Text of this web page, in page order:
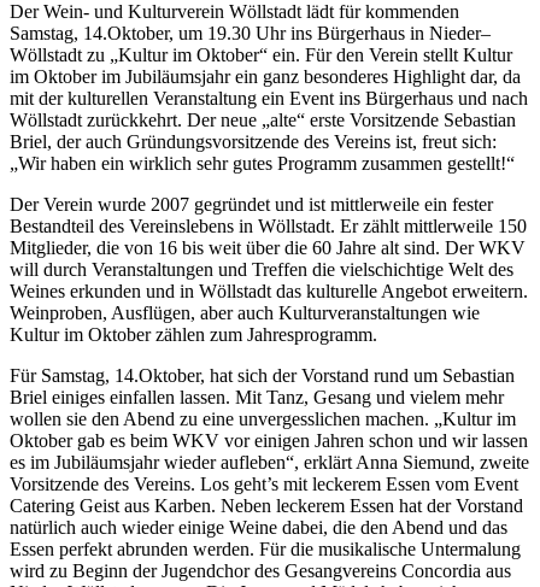
Der Wein- und Kulturverein Wöllstadt lädt für kommenden
Samstag, 14.Oktober, um 19.30 Uhr ins Bürgerhaus in Nieder–
Wöllstadt zu „Kultur im Oktober“ ein. Für den Verein stellt Kultur
im Oktober im Jubiläumsjahr ein ganz besonderes Highlight dar, da
mit der kulturellen Veranstaltung ein Event ins Bürgerhaus und nach
Wöllstadt zurückkehrt. Der neue „alte“ erste Vorsitzende Sebastian
Briel, der auch Gründungsvorsitzende des Vereins ist, freut sich:
„Wir haben ein wirklich sehr gutes Programm zusammen gestellt!“
Der Verein wurde 2007 gegründet und ist mittlerweile ein fester
Bestandteil des Vereinslebens in Wöllstadt. Er zählt mittlerweile 150
Mitglieder, die von 16 bis weit über die 60 Jahre alt sind. Der WKV
will durch Veranstaltungen und Treffen die vielschichtige Welt des
Weines erkunden und in Wöllstadt das kulturelle Angebot erweitern.
Weinproben, Ausflügen, aber auch Kulturveranstaltungen wie
Kultur im Oktober zählen zum Jahresprogramm.
Für Samstag, 14.Oktober, hat sich der Vorstand rund um Sebastian
Briel einiges einfallen lassen. Mit Tanz, Gesang und vielem mehr
wollen sie den Abend zu eine unvergesslichen machen. „Kultur im
Oktober gab es beim WKV vor einigen Jahren schon und wir lassen
es im Jubiläumsjahr wieder aufleben“, erklärt Anna Siemund, zweite
Vorsitzende des Vereins. Los geht’s mit leckerem Essen vom Event
Catering Geist aus Karben. Neben leckerem Essen hat der Vorstand
natürlich auch wieder einige Weine dabei, die den Abend und das
Essen perfekt abrunden werden. Für die musikalische Untermalung
wird zu Beginn der Jugendchor des Gesangvereins Concordia aus